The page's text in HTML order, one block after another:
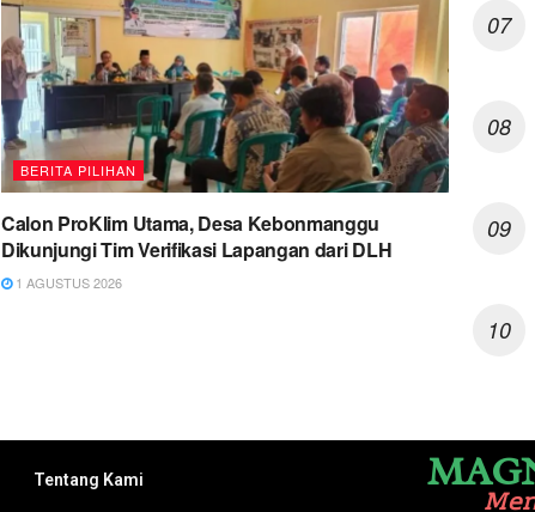
BERITA PILIHAN
Calon ProKlim Utama, Desa Kebonmanggu
Dikunjungi Tim Verifikasi Lapangan dari DLH
1 AGUSTUS 2026
Tentang Kami